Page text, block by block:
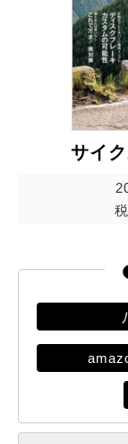
サイ